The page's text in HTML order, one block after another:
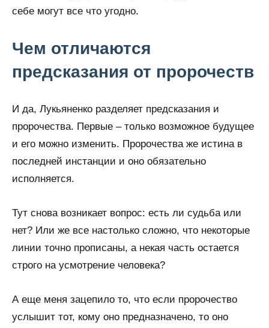
себе могут все что угодно.
Чем отличаются
предсказания от пророчеств
И да, Лукьяненко разделяет предсказания и
пророчества. Первые – только возможное будущее
и его можно изменить. Пророчества же истина в
последней инстанции и оно обязательно
исполняется.
Тут снова возникает вопрос: есть ли судьба или
нет? Или же все настолько сложно, что некоторые
линии точно прописаны, а некая часть остается
строго на усмотрение человека?
А еще меня зацепило то, что если пророчество
услышит тот, кому оно предназначено, то оно